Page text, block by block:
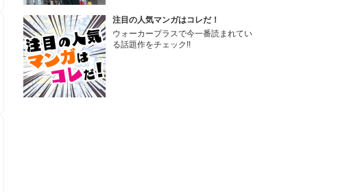
注目の人気マンガはコレだ！
ウォーカープラスで今一番読まれてい
る話題作をチェック!!